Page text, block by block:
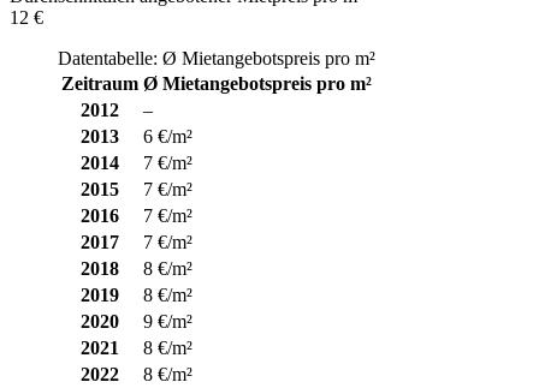
12 €
Datentabelle: Ø Mietangebotspreis pro m²
Zeitraum Ø Mietangebotspreis pro m²
2012
–
2013
6 €/m²
2014
7 €/m²
2015
7 €/m²
2016
7 €/m²
2017
7 €/m²
2018
8 €/m²
2019
8 €/m²
2020
9 €/m²
2021
8 €/m²
2022
8 €/m²